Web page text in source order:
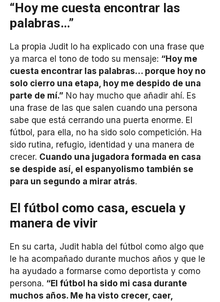
“Hoy me cuesta encontrar las
palabras…”
La propia Judit lo ha explicado con una frase que
ya marca el tono de todo su mensaje: “Hoy me
cuesta encontrar las palabras… porque hoy no
solo cierro una etapa, hoy me despido de una
parte de mí.” No hay mucho que añadir ahí. Es
una frase de las que salen cuando una persona
sabe que está cerrando una puerta enorme. El
fútbol, para ella, no ha sido solo competición. Ha
sido rutina, refugio, identidad y una manera de
crecer. Cuando una jugadora formada en casa
se despide así, el espanyolismo también se
para un segundo a mirar atrás.
El fútbol como casa, escuela y
manera de vivir
En su carta, Judit habla del fútbol como algo que
le ha acompañado durante muchos años y que le
ha ayudado a formarse como deportista y como
persona. “El fútbol ha sido mi casa durante
muchos años. Me ha visto crecer, caer,